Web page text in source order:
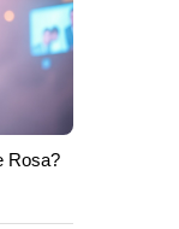
Rosa?